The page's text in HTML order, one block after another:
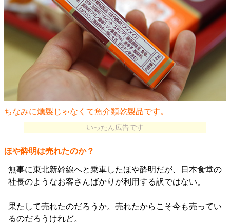
ちなみに燻製じゃなくて魚介類乾製品です。
いったん広告です
ほや酔明は売れたのか？
無事に東北新幹線へと乗車したほや酔明だが、日本食堂の
社長のようなお客さんばかりが利用する訳ではない。
果たして売れたのだろうか。売れたからこそ今も売ってい
るのだろうけれど。